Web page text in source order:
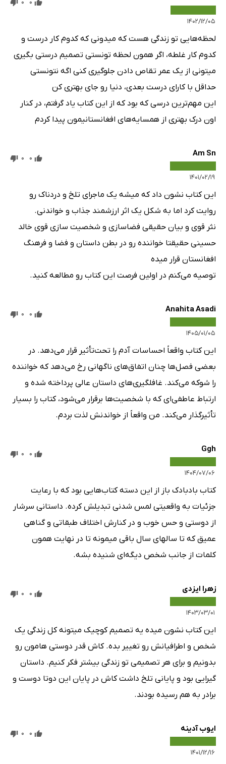
۱۴۰۲/۱۲/۰۵
0
0
لحظه‌هایی تو زندگی هست که میدونی که کدوم کار درست و
کدوم کار غلطه، اگر همون لحظه تونستی تصمیم درستی بگیری
میتونی از یک عمر تقاص دادن جلوگیری کنی اگه نتونستی
حداقل با کارای درست بعدی، دنیا رو جای بهتری کن
این مهم‌ترین درسی که بود که از این کتاب یاد گرفتم، در کنار
اون درک بهتری از همسایه‌های افغانستانیمون پیدا کردم
Am Sn
۱۴۰۱/۰۲/۱۹
0
0
این کتاب نشون داد که میشه یک ماجرای تلخ و دردناک رو
روایت کرد اما به شکل یک اثر ارزشمند جذاب و خواندنی.
نثر قوی و بیان حقیقی فضاسازی و شخصیت سازی قوی خالد
حسینی حقیقتا خواننده رو در بطن داستان و فضا و فرهنگ
افغانستان قرار میده
توصیه می‌کنم در اولین فرصت این کتاب رو مطالعه کنید.
Anahita Asadi
۱۴۰۵/۰۱/۰۵
0
0
این کتاب واقعاً احساسات آدم را تحت‌تأثیر قرار می‌دهد. در
بعضی فصل‌ها چنان اتفاق‌های ناگهانی رخ می‌دهد که خواننده
را شوکه می‌کند. غافلگیری‌های داستان عالی پرداخته شده و
ارتباط عاطفی‌ای که با شخصیت‌ها برقرار می‌شود، کتاب را بسیار
تأثیرگذار می‌کند. من واقعاً از خواندنش لذت بردم.
Ggh
۱۴۰۴/۰۷/۰۶
0
0
کتاب بادبادک باز از این دسته کتاب‌هایی بود که با رعایت
جزئیات به واقعیتی لمس شدنی تبدیلش کرده. داستانی سرشار
از دوستی و حس خوب و در کنارش اختلاف طبقاتی و گناهی
عمیق که تا سالهای سال باقی میمونه تا در نهایت همون
کلمات از جانب شخص دیگه‌ای شنیده بشه.
زهرا ایزدی
۱۴۰۳/۰۳/۰۱
0
0
این کتاب نشون میده یه تصمیم کوچیک میتونه کل زندگی یک
شخص و اطرافیانش رو تغییر بده. کاش قدر دوستی هامون رو
بدونیم و برای هر تصمیمی تو زندگی بیشتر فکر کنیم. داستان
گیرایی بود و پایانی تلخ داشت کاش در پایان این دوتا دوست و
برادر به هم رسیده بودند.
ایوب آدینه
۱۴۰۱/۱۲/۱۶
0
0